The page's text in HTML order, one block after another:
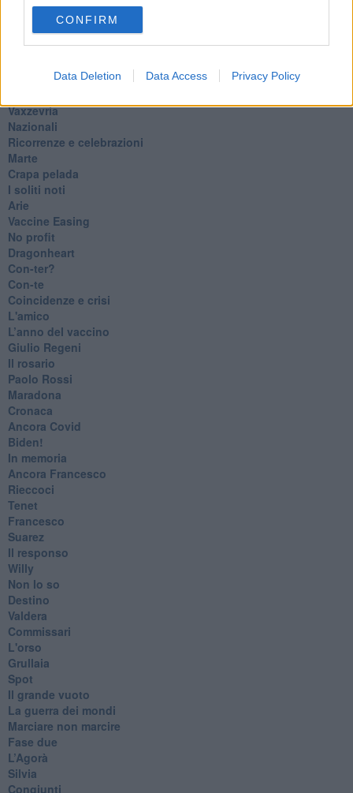
CONFIRM
Data Deletion Data Access Privacy Policy
Luana
​Ci vuole Fedez
​Liberazione
Vaxzevria
Nazionali
​Ricorrenze e celebrazioni
Marte
​Crapa pelada
​I soliti noti
Arie
​Vaccine Easing
No profit
Dragonheart
Con-ter?
​Con-te
Coincidenze e crisi
L'amico
​L’anno del vaccino
Giulio Regeni
​Il rosario
Paolo Rossi
Maradona
Cronaca
​Ancora Covid
​Biden!
In memoria
​Ancora Francesco
Rieccoci
Tenet
Francesco
Suarez
​Il responso
Willy
Non lo so
Destino
Valdera
Commissari
L'orso
Grullaia
Spot
​Il grande vuoto
​La guerra dei mondi
Marciare non marcire
Fase due
L’Agorà
Silvia
Congiunti